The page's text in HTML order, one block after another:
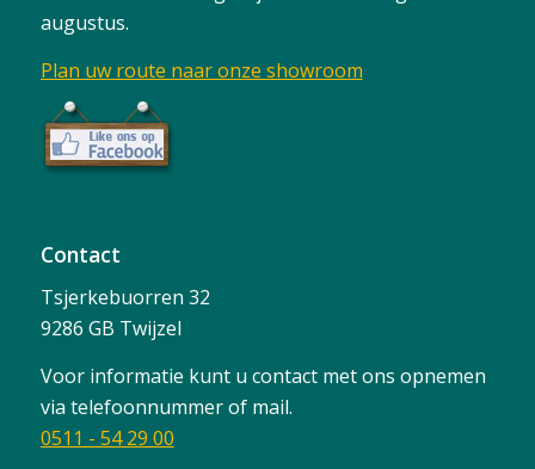
augustus.
Plan uw route naar onze showroom
Contact
Tsjerkebuorren 32
9286 GB Twijzel
Voor informatie kunt u contact met ons opnemen
via telefoonnummer of mail.
0511 - 54 29 00